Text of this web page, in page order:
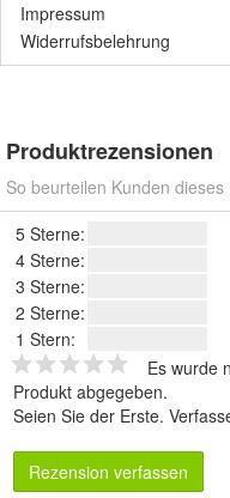
Impressum
Widerrufsbelehrung
Produktrezensionen
So beurteilen Kunden dieses
5 Sterne:
4 Sterne:
3 Sterne:
2 Sterne:
1 Stern:
Es wurde
Produkt abgegeben.
Seien Sie der Erste.
Rezension verfassen